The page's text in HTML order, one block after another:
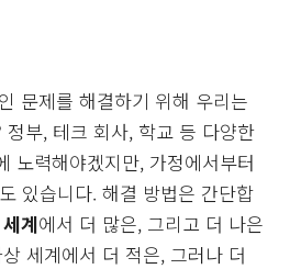
문제를 해결하기 위해 우리는
정부, 테크 회사, 학교 등 다양한
노력해야겠지만, 가정에서부터
있습니다. 해결 방법은 간단합
계에서 더 많은, 그리고 더 나은
세계에서 더 적은, 그러나 더